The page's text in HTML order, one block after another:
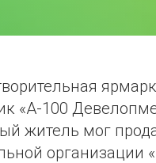
«А-100
житель мог
организации